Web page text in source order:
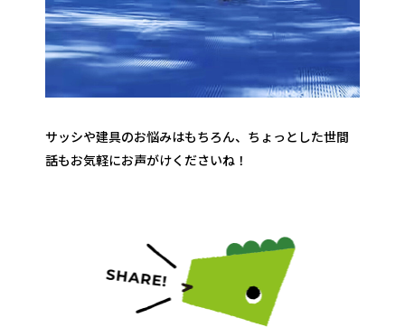
サッシや建具のお悩みはもちろん、ちょっとした世間
話もお気軽にお声がけくださいね！